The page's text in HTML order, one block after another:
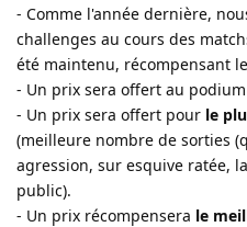
- Comme l'année dernière,
challenges au cours des
été maintenu, récompensant
- Un prix sera offert au
- Un prix sera offert pour le
(meilleure nombre de sorties
agression, sur esquive ratée,
public).
- Un prix récompensera le